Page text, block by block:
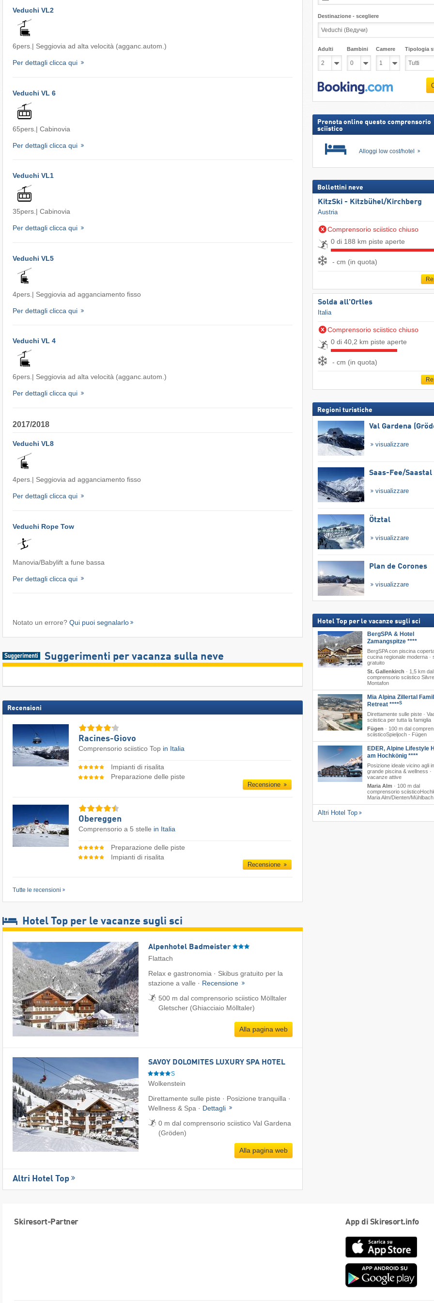
Veduchi VL2
6pers.| Seggiovia ad alta velocità (agganc.autom.)
Per dettagli clicca qui
Veduchi VL 6
65pers.| Cabinovia
Per dettagli clicca qui
Veduchi VL1
35pers.| Cabinovia
Per dettagli clicca qui
Veduchi VL5
4pers.| Seggiovia ad agganciamento fisso
Per dettagli clicca qui
Veduchi VL 4
6pers.| Seggiovia ad alta velocità (agganc.autom.)
Per dettagli clicca qui
2017/2018
Veduchi VL8
4pers.| Seggiovia ad agganciamento fisso
Per dettagli clicca qui
Veduchi Rope Tow
Manovia/Babylift a fune bassa
Per dettagli clicca qui
Notato un errore? Qui puoi segnalarlo
Suggerimenti per vacanza sulla neve
Recensioni
Racines-Giovo
Comprensorio sciistico Top in Italia
Impianti di risalita
Preparazione delle piste
Recensione
Obereggen
Comprensorio a 5 stelle in Italia
Preparazione delle piste
Impianti di risalita
Recensione
Tutte le recensioni
Hotel Top per le vacanze sugli sci
Alpenhotel Badmeister
Flattach
Relax e gastronomia · Skibus gratuito per la
stazione a valle · Recensione
500 m dal comprensorio sciistico Mölltaler
Gletscher (Ghiacciaio Mölltaler)
Alla pagina web
SAVOY DOLOMITES LUXURY SPA HOTEL
S
Wolkenstein
Direttamente sulle piste · Posizione tranquilla ·
Wellness & Spa · Dettagli
0 m dal comprensorio sciistico Val Gardena
(Gröden)
Alla pagina web
Altri Hotel Top
Destinazione - scegliere
Adulti Bambini Camere Tipologia
Prenota online questo comprensorio
sciistico
Alloggi low cost/hotel
Bollettini neve
KitzSki - Kitzbühel/​Kirchberg
Austria
Comprensorio sciistico chiuso
0 di 188 km piste aperte
- cm (in quota)
Solda all'Ortles
Italia
Comprensorio sciistico chiuso
0 di 40,2 km piste aperte
- cm (in quota)
Regioni turistiche
Val Gardena
visualizzare
Saas-Fee/​Saastal
visualizzare
Ötztal
visualizzare
Plan de Corones
visualizzare
Hotel Top per le vacanze sugli sci
BergSPA & Hotel
Zamangspitze ****
BergSPA con piscina
cucina regionale moderna ·
gratuito
St. Gallenkirch · 1,5 km dal
comprensorio sciistico
Montafon
Mia Alpina Zillertal
Retreat ****S
Direttamente sulle piste ·
sciistica per tutta la famiglia
Fügen · 100 m dal
sciisticoSpieljoch - Fügen
EDER, Alpine Lifestyle
am Hochkönig ****
Posizione ideale vicino agli
grande piscina & wellness ·
vacanze attive
Maria Alm · 100 m dal
comprensorio
Maria Alm/​Dienten/​Mühlbach
Altri Hotel Top
Skiresort-Partner App di Skiresort.info